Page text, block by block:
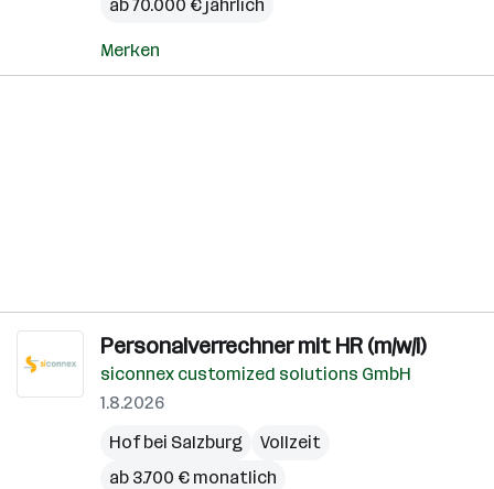
ab 70.000 € jährlich
Merken
Personalverrechner mit HR (m/w/i)
siconnex customized solutions GmbH
1.8.2026
Hof bei Salzburg
Vollzeit
ab 3.700 € monatlich